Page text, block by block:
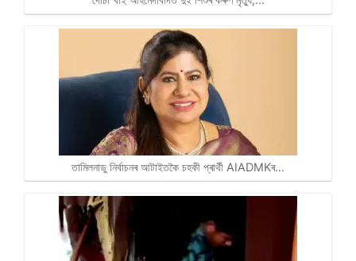
তামিলনাডু নিৰ্বাচনৰ আটাইতকৈ চহকী প্ৰাৰ্থী AIADMKৰ…